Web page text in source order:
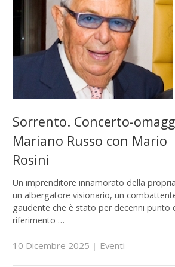
Sorrento. Concerto-
Mariano Russo con Mario
Rosini
Un imprenditore innamorato della
un albergatore visionario, un
gaudente che è stato per decenni punto
riferimento …
10 Dicembre 2025 | Eventi